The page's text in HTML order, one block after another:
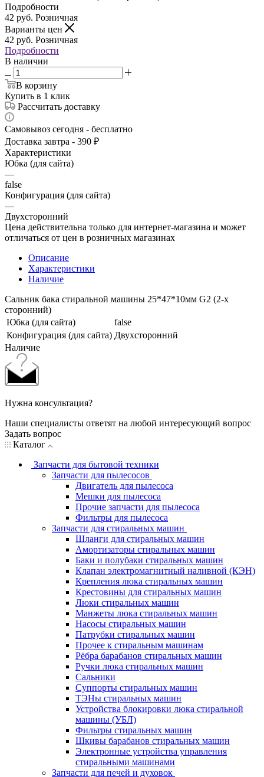
Подробности
42 руб. Розничная
Варианты цен
42 руб. Розничная
Подробности
В наличии
В корзину
Купить в 1 клик
Рассчитать доставку
Самовывоз сегодня - бесплатно
Доставка завтра - 390 ₽
Характеристики
Юбка (для сайта)
—
false
Конфигурация (для сайта)
—
Двухсторонний
Цена действительна только для интернет-магазина и может
отличаться от цен в розничных магазинах
Описание
Характеристики
Наличие
Сальник бака стиральной машины 25*47*10мм G2 (2-х
сторонний)
Юбка (для сайта)
false
Конфигурация (для сайта) Двухсторонний
Наличие
Нужна консультация?
Наши специалисты ответят на любой интересующий вопрос
Задать вопрос
Каталог
Запчасти для бытовой техники
Запчасти для пылесосов
Двигатель для пылесоса
Мешки для пылесоса
Прочие запчасти для пылесоса
Фильтры для пылесоса
Запчасти для стиральных машин
Шланги для стиральных машин
Амортизаторы стиральных машин
Баки и полубаки стиральных машин
Клапан электромагнитный наливной (КЭН)
Крепления люка стиральных машин
Крестовины для стиральных машин
Люки стиральных машин
Манжеты люка стиральных машин
Насосы стиральных машин
Патрубки стиральных машин
Прочее к стиральным машинам
Рёбра барабанов стиральных машин
Ручки люка стиральных машин
Сальники
Суппорты стиральных машин
ТЭНы стиральных машин
Устройства блокировки люка стиральной
машины (УБЛ)
Фильтры стиральных машин
Шкивы барабанов стиральных машин
Электронные устройства управления
стиральными машинами
Запчасти для печей и духовок